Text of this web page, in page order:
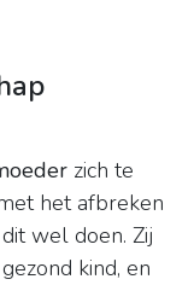
zich te
het afbreken
wel doen. Zij
kind, en